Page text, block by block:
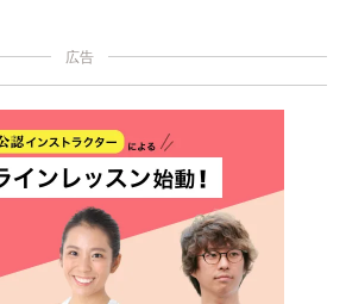
広告